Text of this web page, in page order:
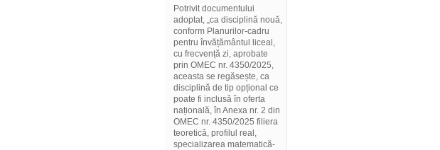
Potrivit documentului
adoptat, „ca disciplină nouă,
conform Planurilor-cadru
pentru învățământul liceal,
cu frecvență zi, aprobate
prin OMEC nr. 4350/2025,
aceasta se regăsește, ca
disciplină de tip opțional ce
poate fi inclusă în oferta
națională, în Anexa nr. 2 din
OMEC nr. 4350/2025 filiera
teoretică, profilul real,
specializarea matematică-